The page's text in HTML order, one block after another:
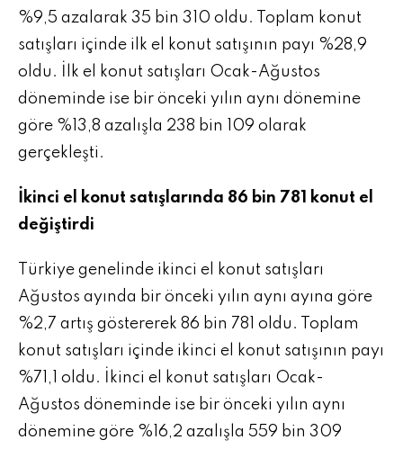
%9,5 azalarak 35 bin 310 oldu. Toplam konut
satışları içinde ilk el konut satışının payı %28,9
oldu. İlk el konut satışları Ocak-Ağustos
döneminde ise bir önceki yılın aynı dönemine
göre %13,8 azalışla 238 bin 109 olarak
gerçekleşti.
İkinci el konut satışlarında 86 bin 781 konut el
değiştirdi
Türkiye genelinde ikinci el konut satışları
Ağustos ayında bir önceki yılın aynı ayına göre
%2,7 artış göstererek 86 bin 781 oldu. Toplam
konut satışları içinde ikinci el konut satışının payı
%71,1 oldu. İkinci el konut satışları Ocak-
Ağustos döneminde ise bir önceki yılın aynı
dönemine göre %16,2 azalışla 559 bin 309